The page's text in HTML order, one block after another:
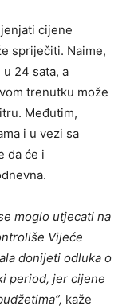
cijene
spriječiti. Naime,
24 sata, a
trenutku može
Međutim,
i u vezi sa
da će i
moglo utjecati na
Vijeće
donijeti odluka o
period, jer cijene
kaže